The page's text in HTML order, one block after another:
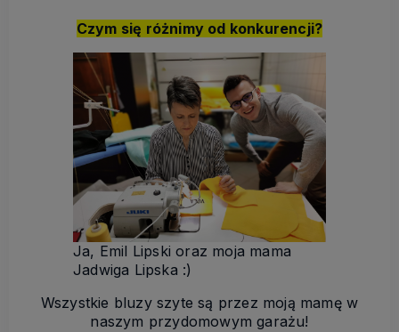
Czym się różnimy od konkurencji?
Ja, Emil Lipski oraz moja mama
Jadwiga Lipska :)
Wszystkie bluzy szyte są przez moją mamę w
naszym przydomowym garażu!